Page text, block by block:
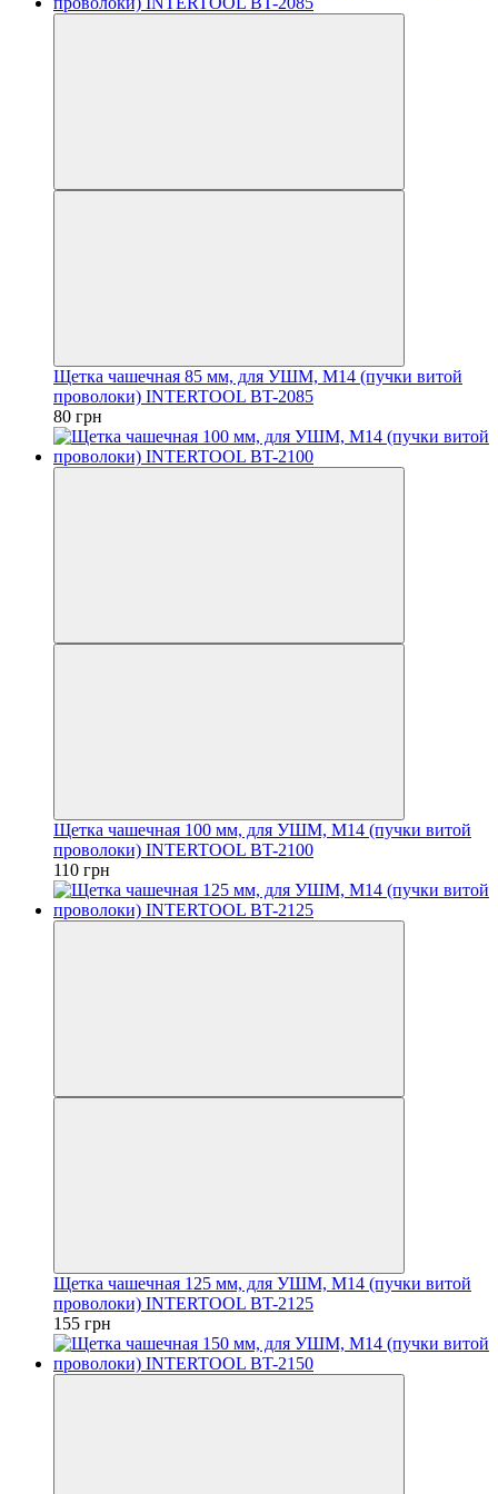
Щетка чашечная 85 мм, для УШМ, М14 (пучки витой
проволоки) INTERTOOL BT-2085
80 грн
Щетка чашечная 100 мм, для УШМ, М14 (пучки витой
проволоки) INTERTOOL BT-2100
110 грн
Щетка чашечная 125 мм, для УШМ, М14 (пучки витой
проволоки) INTERTOOL BT-2125
155 грн